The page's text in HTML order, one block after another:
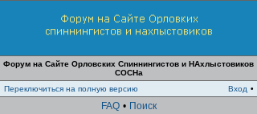
Форум на Сайте Орловских Спиннингистов и НАхлыстовиков
СОСНа
Переключиться на полную версию
Вход •
FAQ • Поиск